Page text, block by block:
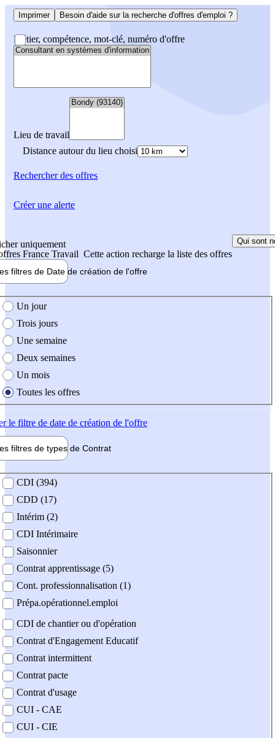
Imprimer Besoin d'aide sur la recherche d'offres d'emploi ?
Métier, compétence, mot-clé, numéro d'offre
Lieu de travail
Distance autour du lieu choisi
Rechercherdes offres
uniquement
France Travail Cette action recharge la liste des offres
Qui sont
filtres de Date de création de l'offre
création de l'offre
Un jour
Trois jours
Une semaine
Deux semaines
Un mois
Toutes les offres
le filtre de date de création de l'offre
filtres de types de Contrat
contrat
CDI (394)
CDD (17)
Intérim (2)
CDI Intérimaire
Saisonnier
Contrat apprentissage (5)
Cont. professionnalisation (1)
Prépa.opérationnel.emploi
CDI de chantier ou d'opération
Contrat d'Engagement Educatif
Contrat intermittent
Contrat pacte
Contrat d'usage
CUI - CAE
CUI - CIE
Créer une alerte